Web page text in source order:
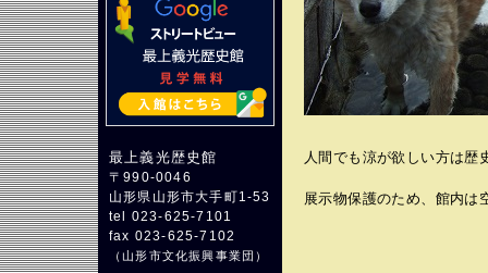
最上義光歴史館
〒990-0046
山形県山形市大手町1-53
tel 023-625-7101
fax 023-625-7102
（山形市文化振興事業団 ）
人間でも涼が欲しい方は歴
展示物保護のため、館内は